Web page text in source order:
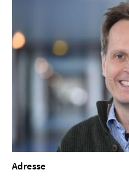
Adresse